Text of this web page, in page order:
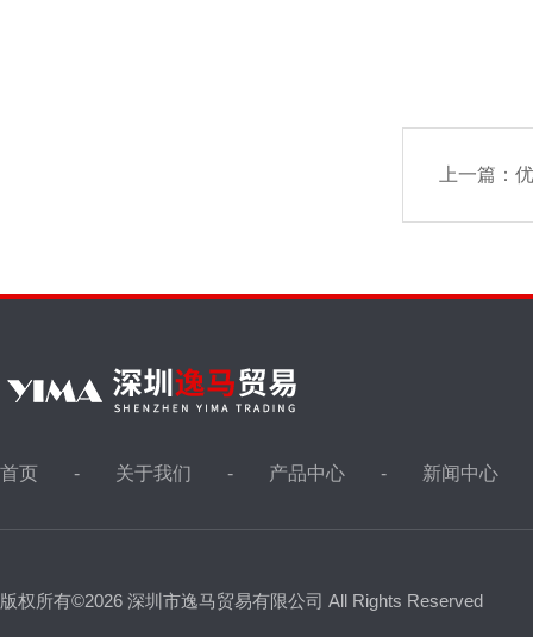
上一篇：
首页 关于我们 产品中心 新闻中心
版权所有©2026 深圳市逸马贸易有限公司 All Rights Reserved